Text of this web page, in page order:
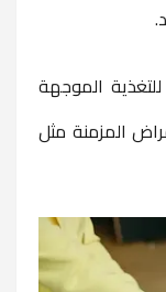
الموجهة
المزمنة مثل